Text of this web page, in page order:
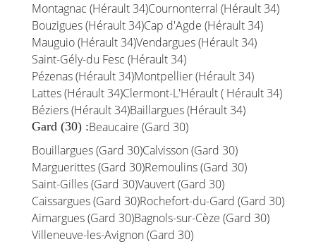
Montagnac (Hérault 34)Cournonterral (Hérault 34)
Bouzigues (Hérault 34)Cap d'Agde (Hérault 34)
Mauguio (Hérault 34)Vendargues (Hérault 34)
Saint-Gély-du Fesc (Hérault 34)
Pézenas (Hérault 34)Montpellier (Hérault 34)
Lattes (Hérault 34)Clermont-L'Hérault ( Hérault 34)
Béziers (Hérault 34)Baillargues (Hérault 34)
Gard (30) :Beaucaire (Gard 30)
Bouillargues (Gard 30)Calvisson (Gard 30)
Marguerittes (Gard 30)Remoulins (Gard 30)
Saint-Gilles (Gard 30)Vauvert (Gard 30)
Caissargues (Gard 30)Rochefort-du-Gard (Gard 30)
Aimargues (Gard 30)Bagnols-sur-Cèze (Gard 30)
Villeneuve-les-Avignon (Gard 30)